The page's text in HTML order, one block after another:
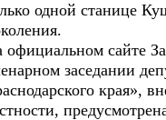
одной станице
официальном сайте
заседании
края»,